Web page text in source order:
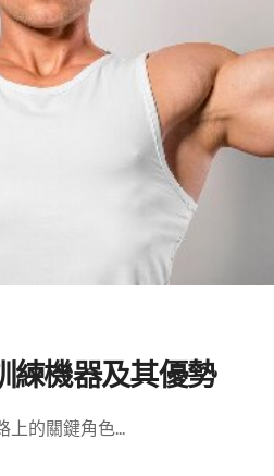
練機器及其優勢
上的關鍵角色...